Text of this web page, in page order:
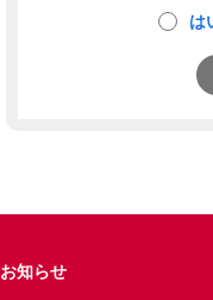
は
お知らせ